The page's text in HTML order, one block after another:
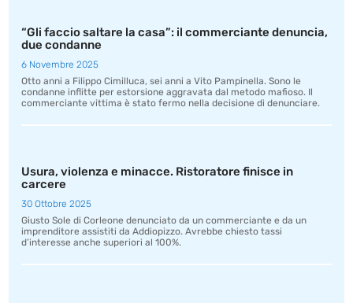
“Gli faccio saltare la casa”: il commerciante denuncia,
due condanne
6 Novembre 2025
Otto anni a Filippo Cimilluca, sei anni a Vito Pampinella. Sono le
condanne inflitte per estorsione aggravata dal metodo mafioso. Il
commerciante vittima è stato fermo nella decisione di denunciare.
Usura, violenza e minacce. Ristoratore finisce in
carcere
30 Ottobre 2025
Giusto Sole di Corleone denunciato da un commerciante e da un
imprenditore assistiti da Addiopizzo. Avrebbe chiesto tassi
d’interesse anche superiori al 100%.